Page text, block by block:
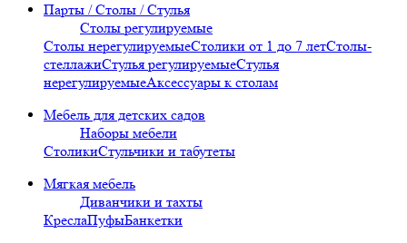
Парты / Столы / Стулья
Столы регулируемые
Столы нерегулируемыеСтолики от 1 до 7 летСтолы-
стеллажиСтулья регулируемыеСтулья
нерегулируемыеАксессуары к столам
Мебель для детских садов
Наборы мебели
СтоликиСтульчики и табутеты
Мягкая мебель
Диванчики и тахты
КреслаПуфыБанкетки